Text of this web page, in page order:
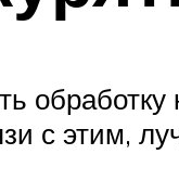
с этим,